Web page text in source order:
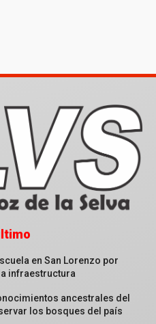
en San Lorenzo por
infraestructura
ancestrales del
los bosques del país